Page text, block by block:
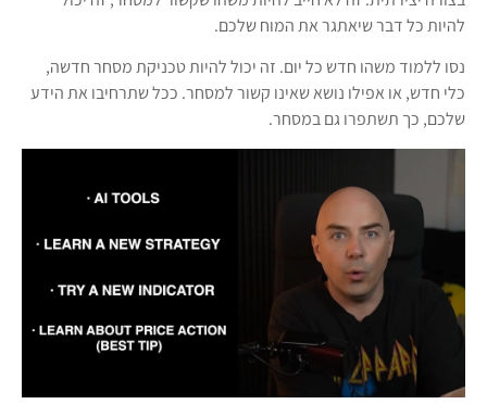
להיות כל דבר שיאתגר את המוח שלכם.
נסו ללמוד משהו חדש כל יום. זה יכול להיות טכניקת מסחר חדשה,
כלי חדש, או אפילו נושא שאינו קשור למסחר. ככל שתרחיבו את הידע
שלכם, כך תשתפרו גם במסחר.